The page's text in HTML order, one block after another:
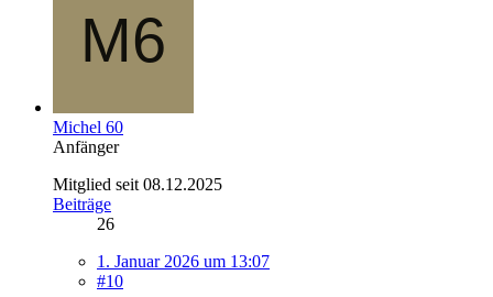
Michel 60
Anfänger
Mitglied seit 08.12.2025
Beiträge
26
1. Januar 2026 um 13:07
#10